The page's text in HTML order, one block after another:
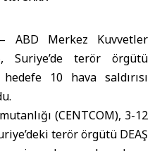
ABD Merkez Kuvvetler
Suriye’de terör örgütü
10 hava saldırısı
(CENTCOM), 3-12
terör örgütü DEAŞ